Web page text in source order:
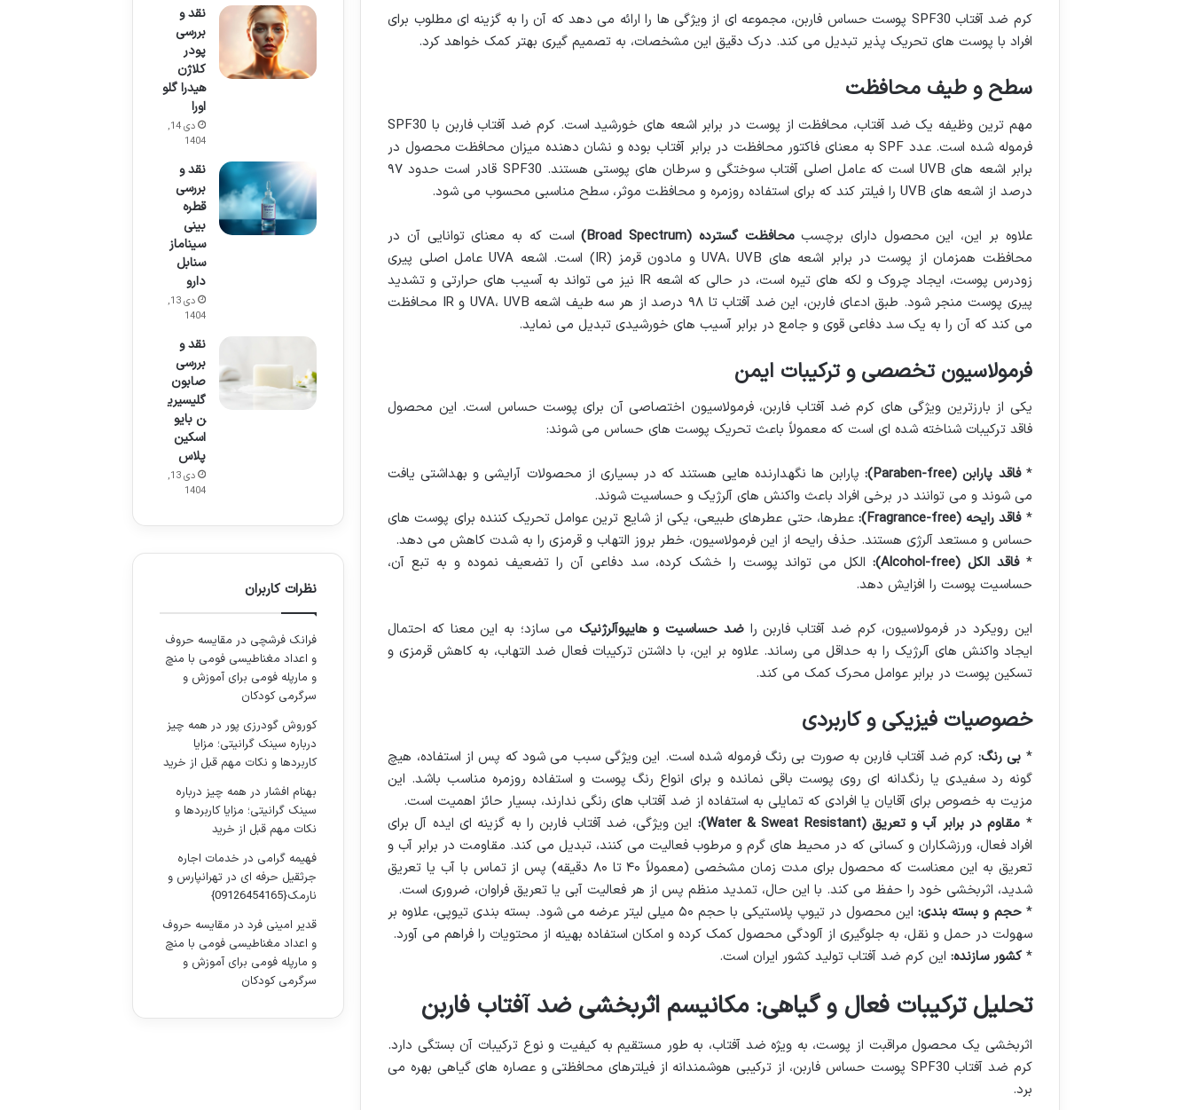
کرم ضد آفتاب SPF30 پوست حساس فاربن، مجموعه ای از ویژگی ها را ارائه می دهد که آن را به گزینه ای مطلوب برای
افراد با پوست های تحریک پذیر تبدیل می کند. درک دقیق این مشخصات، به تصمیم گیری بهتر کمک خواهد کرد.
سطح و طیف محافظت
مهم ترین وظیفه یک ضد آفتاب، محافظت از پوست در برابر اشعه های خورشید است. کرم ضد آفتاب فاربن با SPF30
فرموله شده است. عدد SPF به معنای فاکتور محافظت در برابر آفتاب بوده و نشان دهنده میزان محافظت محصول در
برابر اشعه های UVB است که عامل اصلی آفتاب سوختگی و سرطان های پوستی هستند. SPF30 قادر است حدود ۹۷
درصد از اشعه های UVB را فیلتر کند که برای استفاده روزمره و محافظت موثر، سطح مناسبی محسوب می شود.
علاوه بر این، این محصول دارای برچسبمحافظت گسترده (Broad Spectrum)
است که به معنای توانایی آن در
محافظت همزمان از پوست در برابر اشعه های UVA، UVB و مادون قرمز (IR) است. اشعه UVA عامل اصلی پیری
زودرس پوست، ایجاد چروک و لکه های تیره است، در حالی که اشعه IR نیز می تواند به آسیب های حرارتی و تشدید
پیری پوست منجر شود. طبق ادعای فاربن، این ضد آفتاب تا ۹۸ درصد از هر سه طیف اشعه UVA، UVB و IR محافظت
می کند که آن را به یک سد دفاعی قوی و جامع در برابر آسیب های خورشیدی تبدیل می نماید.
فرمولاسیون تخصصی و ترکیبات ایمن
یکی از بارزترین ویژگی های کرم ضد آفتاب فاربن، فرمولاسیون اختصاصی آن برای پوست حساس است. این محصول
فاقد ترکیبات شناخته شده ای است که معمولاً باعث تحریک پوست های حساس می شوند:
*فاقد پارابن (Paraben-free):
پارابن ها نگهدارنده هایی هستند که در بسیاری از محصولات آرایشی و بهداشتی یافت
می شوند و می توانند در برخی افراد باعث واکنش های آلرژیک و حساسیت شوند.
*فاقد رایحه (Fragrance-free):
عطرها، حتی عطرهای طبیعی، یکی از شایع ترین عوامل تحریک کننده برای پوست های
حساس و مستعد آلرژی هستند. حذف رایحه از این فرمولاسیون، خطر بروز التهاب و قرمزی را به شدت کاهش می دهد.
*فاقد الکل (Alcohol-free):
الکل می تواند پوست را خشک کرده، سد دفاعی آن را تضعیف نموده و به تبع آن،
حساسیت پوست را افزایش دهد.
این رویکرد در فرمولاسیون، کرم ضد آفتاب فاربن راضد حساسیت و هایپوآلرژنیک می سازد؛ به این معنا که احتمال
ایجاد واکنش های آلرژیک را به حداقل می رساند. علاوه بر این، با داشتن ترکیبات فعال ضد التهاب، به کاهش قرمزی و
تسکین پوست در برابر عوامل محرک کمک می کند.
خصوصیات فیزیکی و کاربردی
* بی رنگ: کرم ضد آفتاب فاربن به صورت بی رنگ فرموله شده است. این ویژگی سبب می شود که پس از استفاده، هیچ
گونه رد سفیدی یا رنگدانه ای روی پوست باقی نمانده و برای انواع رنگ پوست و استفاده روزمره مناسب باشد. این
مزیت به خصوص برای آقایان یا افرادی که تمایلی به استفاده از ضد آفتاب های رنگی ندارند، بسیار حائز اهمیت است.
* مقاوم در برابر آب و تعریق (Water & Sweat Resistant):
این ویژگی، ضد آفتاب فاربن را به گزینه ای ایده آل برای
افراد فعال، ورزشکاران و کسانی که در محیط های گرم و مرطوب فعالیت می کنند، تبدیل می کند. مقاومت در برابر آب و
تعریق به این معناست که محصول برای مدت زمان مشخصی (معمولاً ۴۰ تا ۸۰ دقیقه) پس از تماس با آب یا تعریق
شدید، اثربخشی خود را حفظ می کند. با این حال، تمدید منظم پس از هر فعالیت آبی یا تعریق فراوان، ضروری است.
*حجم و بسته بندی:
این محصول در تیوپ پلاستیکی با حجم ۵۰ میلی لیتر عرضه می شود. بسته بندی تیوپی، علاوه بر
سهولت در حمل و نقل، به جلوگیری از آلودگی محصول کمک کرده و امکان استفاده بهینه از محتویات را فراهم می آورد.
*کشور سازنده: این کرم ضد آفتاب تولید کشور ایران است.
تحلیل ترکیبات فعال و گیاهی: مکانیسم اثربخشی ضد آفتاب فاربن
اثربخشی یک محصول مراقبت از پوست، به ویژه ضد آفتاب، به طور مستقیم به کیفیت و نوع ترکیبات آن بستگی دارد.
کرم ضد آفتاب SPF30 پوست حساس فاربن، از ترکیبی هوشمندانه از فیلترهای محافظتی و عصاره های گیاهی بهره می
برد.
نقد و
بررسی
پودر
کلاژن
هیدرا گلو
اورا
دی 14,
1404
نقد و
بررسی
قطره
بینی
سیناماز
سنابل
دارو
دی 13,
1404
نقد و
بررسی
صابون
گلیسیری
ن بایو
اسکین
پلاس
دی 13,
1404
نظرات کاربران
فرانک فرشچی در مقایسه حروف
و اعداد مغناطیسی فومی با منچ
و مارپله فومی برای آموزش و
سرگرمی کودکان
کوروش گودرزی پوردر همه چیز
درباره سینک گرانیتی؛ مزایا
کاربردها و نکات مهم قبل از خرید
بهنام افشاردر همه چیز درباره
سینک گرانیتی؛ مزایا کاربردها و
نکات مهم قبل از خرید
فهیمه گرامی در خدمات اجاره
جرثقیل حرفه ای در تهرانپارس و
نارمک{09126454165}
قدیر امینی فرددر مقایسه حروف
و اعداد مغناطیسی فومی با منچ
و مارپله فومی برای آموزش و
سرگرمی کودکان